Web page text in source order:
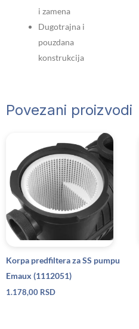
i zamena
Dugotrajna i
pouzdana
konstrukcija
Povezani proizvodi
Korpa predfiltera za SS pumpu
Emaux (1112051)
1.178,00 RSD